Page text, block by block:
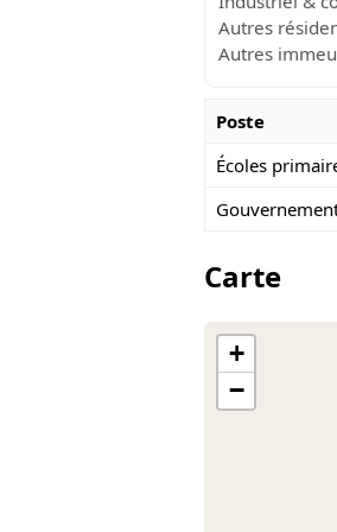
Autres
Autres
Poste
Écoles
Carte
+
−